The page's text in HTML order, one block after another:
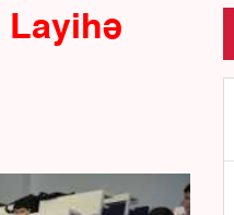
Layihə